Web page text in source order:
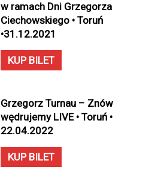
w ramach Dni Grzegorza
Ciechowskiego • Toruń
•31.12.2021
KUP BILET
Grzegorz Turnau – Znów
wędrujemy LIVE • Toruń •
22.04.2022
KUP BILET